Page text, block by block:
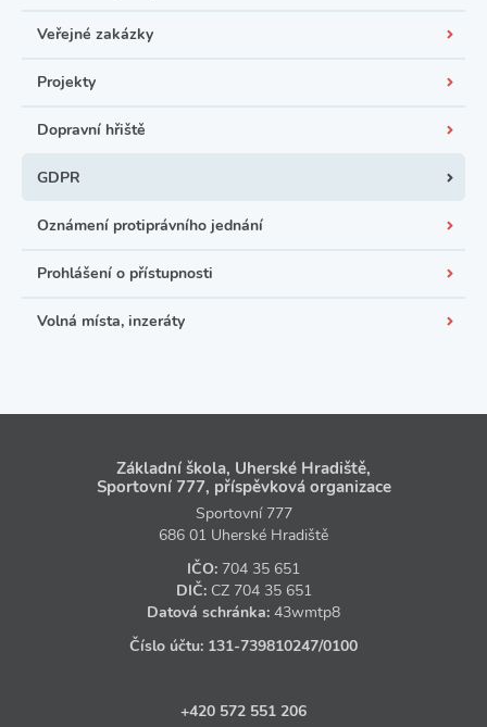
Veřejné zakázky
Projekty
Dopravní hřiště
GDPR
Oznámení protiprávního jednání
Prohlášení o přístupnosti
Volná místa, inzeráty
Základní škola, Uherské Hradiště,
Sportovní 777, příspěvková organizace
Sportovní 777
686 01 Uherské Hradiště
IČO: 704 35 651
DIČ: CZ 704 35 651
Datová schránka: 43wmtp8
Číslo účtu: 131‑739810247/0100
+420 572 551 206